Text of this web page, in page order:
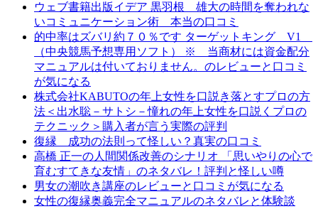
ウェブ書籍出版イデア 黒羽根 雄大の時間を奪われな
いコミュニケーション術 本当の口コミ
的中率はズバリ約７０％です ターゲットキング V1
（中央競馬予想専用ソフト） ※ 当商材には資金配分
マニュアルは付いておりません。のレビューと口コミ
が気になる
株式会社KABUTOの年上女性を口説き落とすプロの方
法＜出水聡－サトシ－憧れの年上女性を口説くプロの
テクニック＞購入者が言う実際の評判
復縁 成功の法則って怪しい？真実の口コミ
高橋 正一の人間関係改善のシナリオ 「思いやりの心で
育むすてきな友情」のネタバレ！評判と怪しい噂
男女の潮吹き講座のレビューと口コミが気になる
女性の復縁奥義完全マニュアルのネタバレと体験談